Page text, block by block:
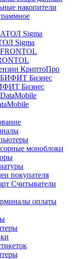
накопители
Sigma
КриптоПро
Бизнес
моноблоки
покупателя
Считыватели
оплаты